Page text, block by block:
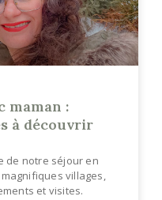
maman :
à découvrir
de notre séjour en
villages,
et visites.